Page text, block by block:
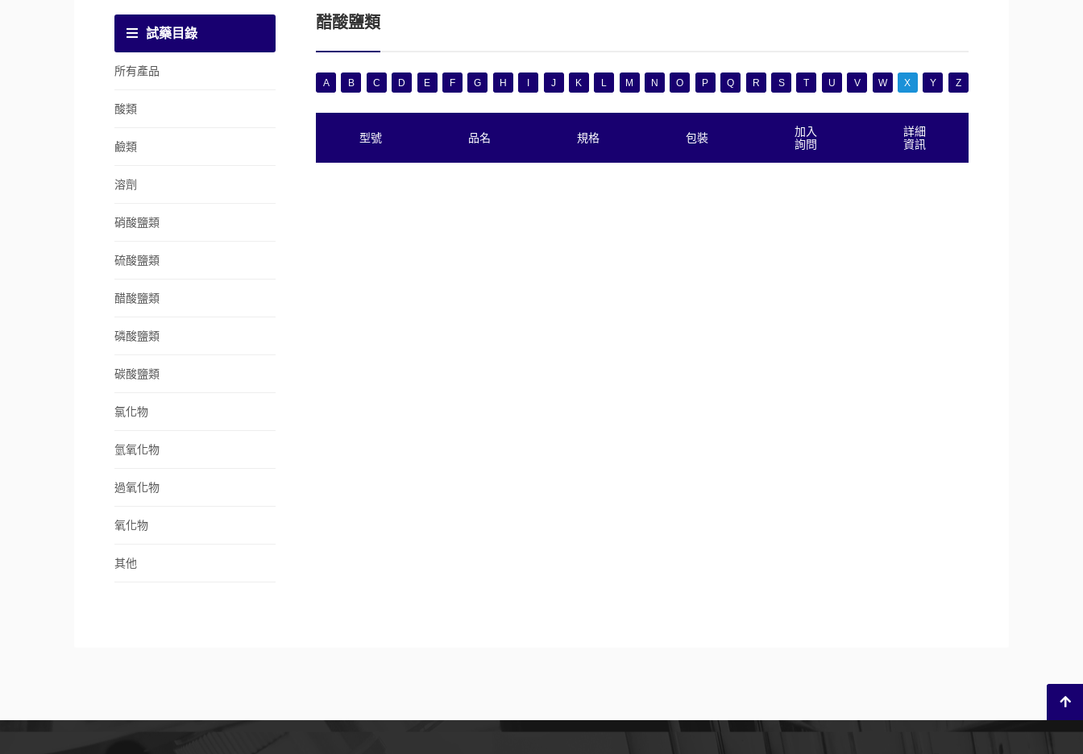
試藥目錄
所有產品
酸類
鹼類
溶劑
硝酸鹽類
硫酸鹽類
醋酸鹽類
磷酸鹽類
碳酸鹽類
氯化物
氫氧化物
過氧化物
氧化物
其他
醋酸鹽類
A B C D E F G H J K L M N O P Q R S T U V W X Y Z
型號 品名 規格 包裝
加入
詢問
詳細
資訊